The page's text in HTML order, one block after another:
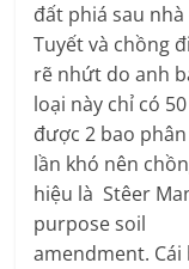
đất phiá sau
Tuyết và chồng
rẽ nhứt do anh
loại này chỉ có
được 2 bao
lần khó nên
hiệu là Stêer
purpose soil
amendment. Cái